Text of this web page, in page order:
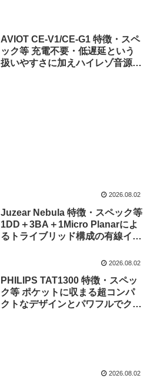
AVIOT CE-V1/CE-G1 特徴・スペ
ック等 充電不要・低遅延という
扱いやすさに加えハイレゾ音源再
2026.08.02
Juzear Nebula 特徴・スペック等
1DD＋3BA＋1Micro Planarによ
るトライブリッド構成の有線イン
2026.08.02
PHILIPS TAT1300 特徴・スペッ
ク等 ポケットに収まる超コンパ
クトなデザインとパワフルでクリ
2026.08.02